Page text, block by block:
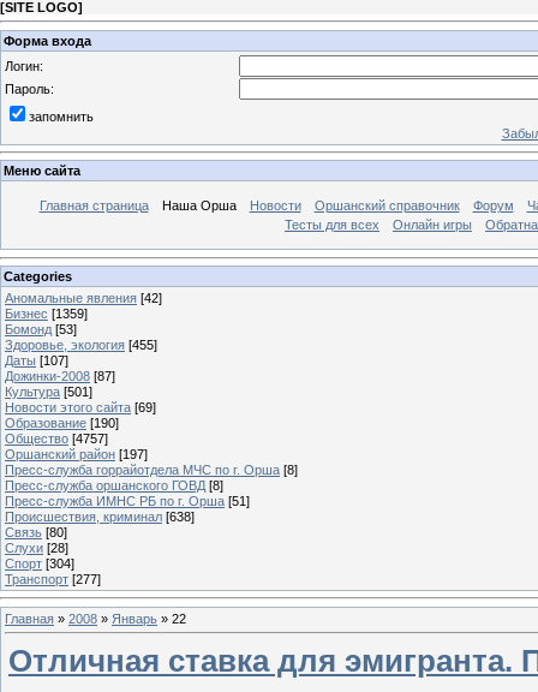
[SITE LOGO]
Форма входа
Логин:
Пароль:
запомнить
Меню сайта
Главная страница Наша Орша Новости Оршанский справочник Форум
Тесты для всех
Онлайн игры
Categories
Аномальные явления [42]
Бизнес [1359]
Бомонд [53]
Здоровье, экология [455]
Даты [107]
Дожинки-2008 [87]
Культура [501]
Новости этого сайта [69]
Образование [190]
Общество [4757]
Оршанский район [197]
Пресс-служба горрайотдела МЧС по г. Орша [8]
Пресс-служба оршанского ГОВД [8]
Пресс-служба ИМНС РБ по г. Орша [51]
Проиcшествия, криминал [638]
Связь [80]
Слухи [28]
Спорт [304]
Транспорт [277]
Главная » 2008 » Январь » 22
Отличная ставка для